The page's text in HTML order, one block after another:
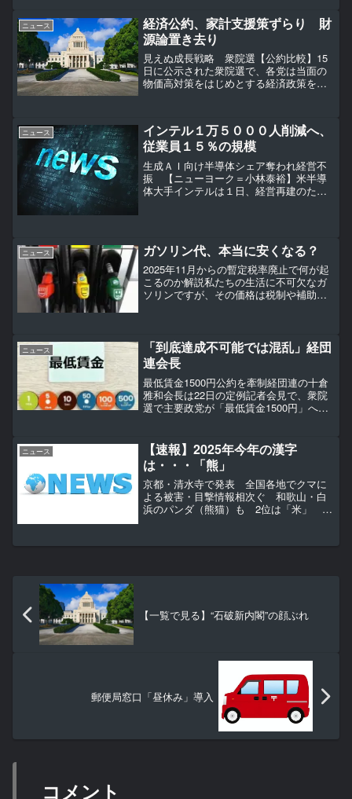
ういう暴力に屈することがあっては絶対
にならないと思っている...
ニュース
経済公約、家計支援策ずらり 財
源論置き去り
見えぬ成長戦略 衆院選【公約比較】15
日に公示された衆院選で、各党は当面の
物価高対策をはじめとする経済政策を巡
両党は補正予算編成をにらんで低所得世
帯向け給付金や電気・ガ...
ニュース
インテル１万５０００人削減へ、
従業員１５％の規模
生成ＡＩ向け半導体シェア奪われ経営不
振 【ニューヨーク＝小林泰裕】米半導
体大手インテルは１日、経営再建のため
アなどに生成ＡＩ（人工知能...
ニュース ガソリン代、本当に安くなる？
2025年11月からの暫定税率廃止で何が起
こるのか解説私たちの生活に不可欠なガ
ソリンですが、その価格は税制や補助金
事業への影響はどれほ...
ニュース
「到底達成不可能では混乱」経団
連会長
最低賃金1500円公約を牽制経団連の十倉
雅和会長は22日の定例記者会見で、衆院
選で主要政党が「最低賃金1500円」への
いいが、到底達成不可能だというのは混
乱を招くだけだ...
ニュース
【速報】2025年今年の漢字
は・・・「熊」
京都・清水寺で発表 全国各地でクマに
よる被害・目撃情報相次ぐ 和歌山・白
浜のパンダ（熊猫）も 2位は「米」 3
発表され、「熊」に決まりました。【ラ
【一覧で見る】“石破新内閣”の顔ぶれ
郵便局窓口「昼休み」導入
コメント